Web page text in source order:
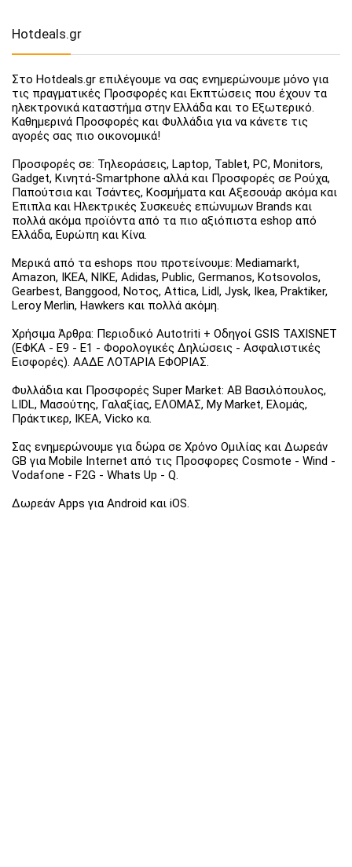
Hotdeals.gr
Στο Hotdeals.gr επιλέγουμε να σας ενημερώνουμε μόνο για
τις πραγματικές Προσφορές και Εκπτώσεις που έχουν τα
ηλεκτρονικά καταστήμα στην Ελλάδα και το Εξωτερικό.
Καθημερινά Προσφορές και Φυλλάδια για να κάνετε τις
αγορές σας πιο οικονομικά!
Προσφορές σε: Τηλεοράσεις, Laptop, Tablet, PC, Monitors,
Gadget, Κινητά-Smartphone αλλά και Προσφορές σε Ρούχα,
Παπούτσια και Τσάντες, Κοσμήματα και Αξεσουάρ ακόμα και
Έπιπλα και Ηλεκτρικές Συσκευές επώνυμων Brands και
πολλά ακόμα προϊόντα από τα πιο αξιόπιστα eshop από
Ελλάδα, Ευρώπη και Κίνα.
Μερικά από τα eshops που προτείνουμε: Mediamarkt,
Amazon, IKEA, NIKE, Adidas, Public, Germanos, Kotsovolos,
Gearbest, Banggood, Νοτος, Attica, Lidl, Jysk, Ikea, Praktiker,
Leroy Merlin, Hawkers και πολλά ακόμη.
Χρήσιμα Άρθρα: Περιοδικό Autotriti + Οδηγοί GSIS TAXISNET
(ΕΦΚΑ - Ε9 - Ε1 - Φορολογικές Δηλώσεις - Ασφαλιστικές
Εισφορές). ΑΑΔΕ ΛΟΤΑΡΙΑ ΕΦΟΡΙΑΣ.
Φυλλάδια και Προσφορές Super Market: ΑΒ Βασιλόπουλος,
LIDL, Μασούτης, Γαλαξίας, ΕΛΟΜΑΣ, My Market, Ελομάς,
Πράκτικερ, ΙΚΕΑ, Vicko κα.
Σας ενημερώνουμε για δώρα σε Χρόνο Ομιλίας και Δωρεάν
GB για Mobile Internet από τις Προσφορες Cosmote - Wind -
Vodafone - F2G - Whats Up - Q.
Δωρεάν Apps για Android και iOS.